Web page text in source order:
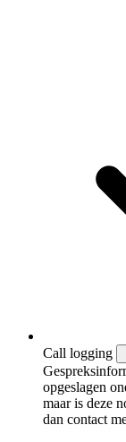
Call logging
opgeslagen
maar is deze
dan contact